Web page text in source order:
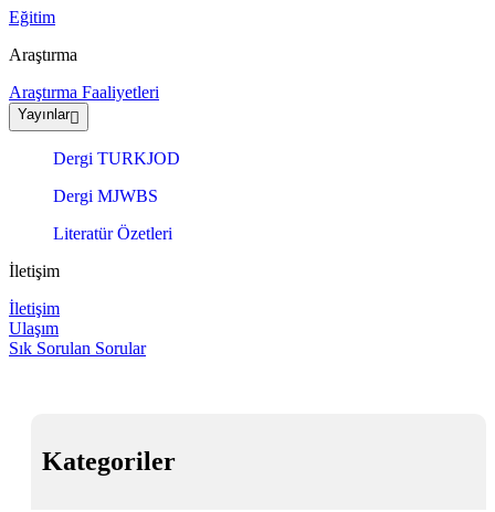
Eğitim
Araştırma
Araştırma Faaliyetleri
Yayınlar
Dergi TURKJOD
Dergi MJWBS
Literatür Özetleri
İletişim
İletişim
Ulaşım
Sık Sorulan Sorular
Kategoriler